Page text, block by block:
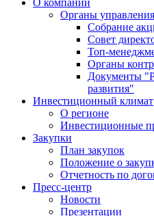
Органы
Собрание
Совет
Топ-
Органы
Документы
развития"
Инвестиционный климат
О регионе
Инвестиционные
Закупки
План закупок
Положение о
Отчетность по
Пресс-центр
Новости
Презентации